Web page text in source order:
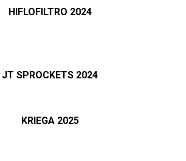
HIFLOFILTRO 2024
JT SPROCKETS 2024
KRIEGA 2025